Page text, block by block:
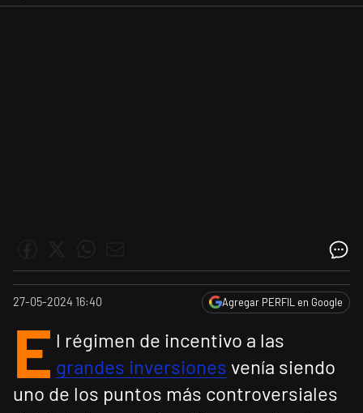
27-05-2024 16:40 Agregar PERFIL en Google
E l régimen de incentivo a las
grandes inversiones venía siendo
uno de los puntos más controversiales